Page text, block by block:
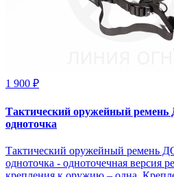
1 900 ₽
Тактический оружейный
одноточка
Тактический оружейный ремень
одноточка - одноточечная версия